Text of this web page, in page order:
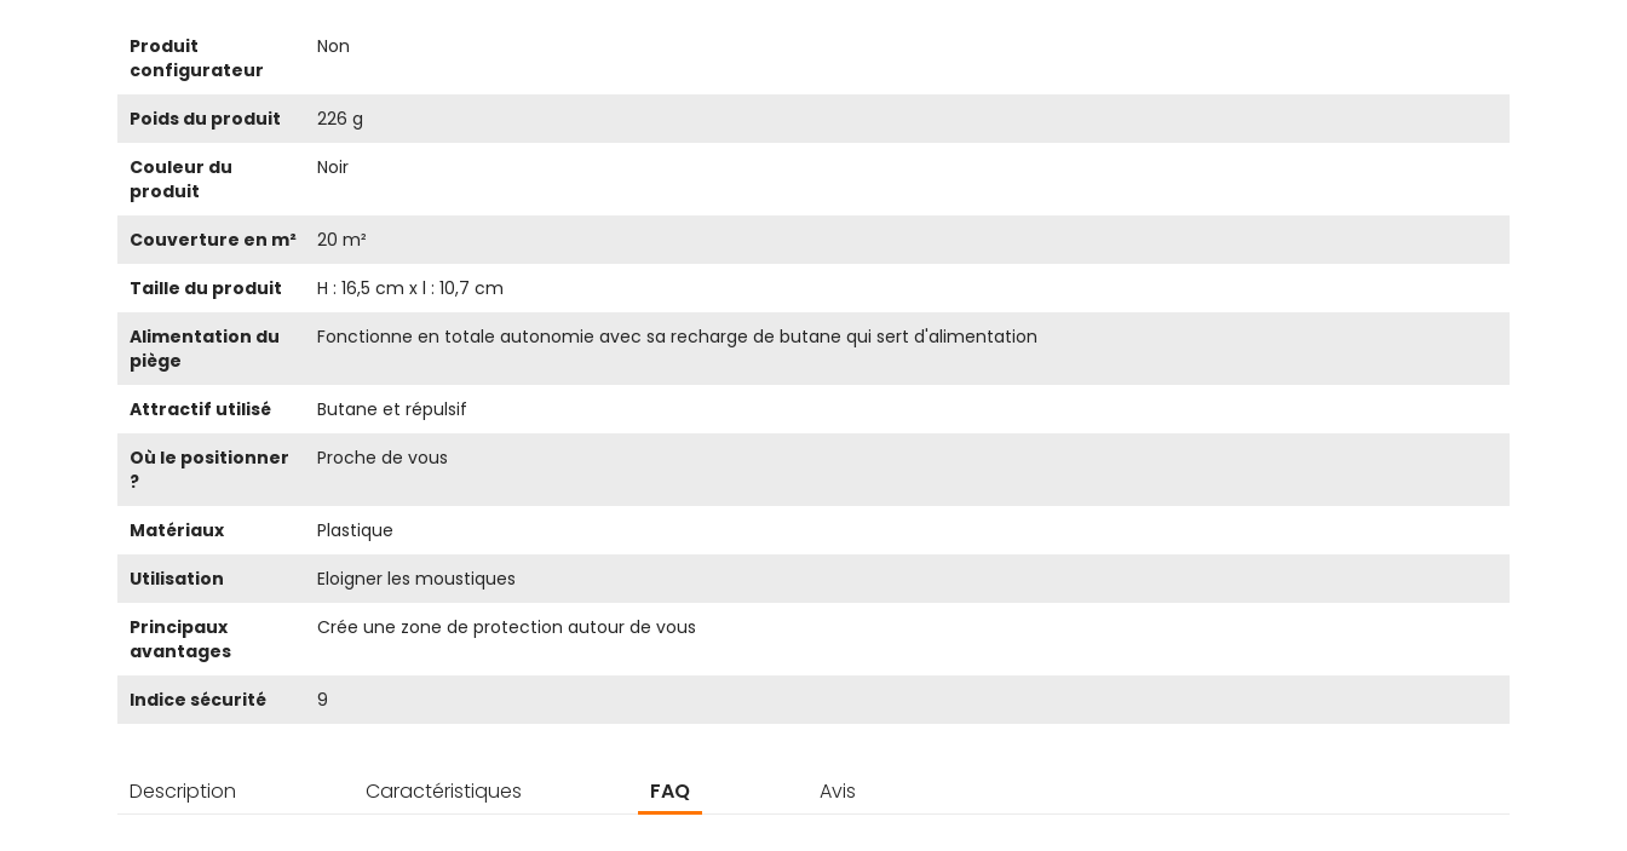
d’information
Produit
configurateur
Non
Poids du produit
226 g
Couleur du
produit
Noir
Couverture en m²
20 m²
Taille du produit
H : 16,5 cm x l : 10,7 cm
Alimentation du
piège
Fonctionne en totale autonomie avec sa recharge de butane qui sert d'alimentation
Attractif utilisé
Butane et répulsif
Où le positionner
?
Proche de vous
Matériaux
Plastique
Utilisation
Eloigner les moustiques
Principaux
avantages
Crée une zone de protection autour de vous
Indice sécurité 9
Description Caractéristiques FAQ Avis